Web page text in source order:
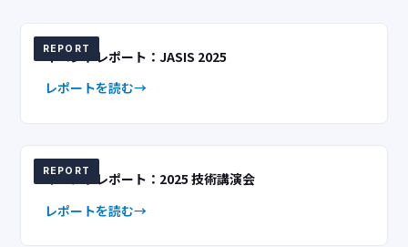
REPORT
イベントレポート：JASIS 2025
レポートを読む
REPORT
イベントレポート：2025 技術講演会
レポートを読む